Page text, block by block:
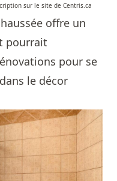
sur le site de Centris.ca
offre un
pourrait
pour se
le décor